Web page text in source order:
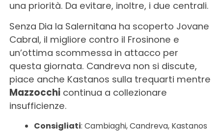
una priorità. Da evitare, inoltre, i due centrali.
Senza Dia la Salernitana ha scoperto Jovane
Cabral, il migliore contro il Frosinone e
un’ottima scommessa in attacco per
questa giornata. Candreva non si discute,
piace anche Kastanos sulla trequarti mentre
Mazzocchicontinua a collezionare
insufficienze.
Consigliati: Cambiaghi, Candreva, Kastanos